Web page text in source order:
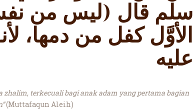
سلم قال (ليس من نفس
الأوَّل كفل من دمها،
عليه
zhalim, terkecuali bagi anak adam yang pertama bagian
(Muttafaqun Aleih)